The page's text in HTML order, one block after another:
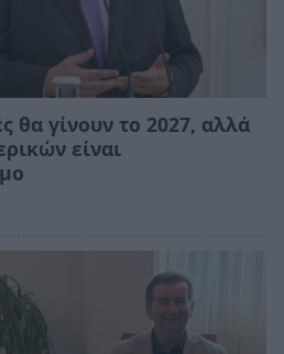
θα γίνουν το 2027, αλλά
είναι